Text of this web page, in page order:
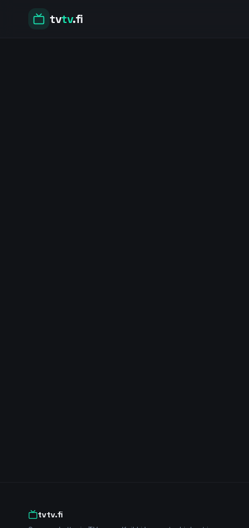
tvtv.fi
tvtv.fi